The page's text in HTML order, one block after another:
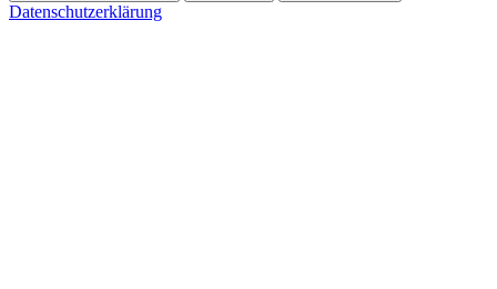
Datenschutzerklärung